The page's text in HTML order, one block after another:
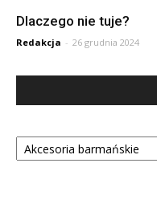
Dlaczego nie tuje?
Redakcja - 26 grudnia 2024
Kategorie